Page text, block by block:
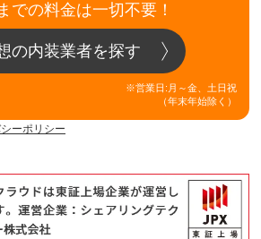
での料金は一切不要！
の内装業者を探す
※営業日:月～金、土日祝
（年末年始除く）
ーポリシー